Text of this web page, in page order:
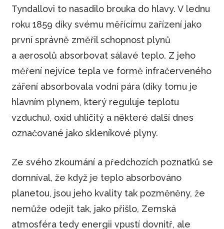
Tyndallovi to nasadilo brouka do hlavy. V lednu
roku 1859 díky svému měřícímu zařízení jako
první správně změřil schopnost plynů
a aerosolů absorbovat sálavé teplo. Z jeho
měření nejvíce tepla ve formě infračerveného
záření absorbovala vodní pára (díky tomu je
hlavním plynem, který reguluje teplotu
vzduchu), oxid uhličitý a některé další dnes
označované jako skleníkové plyny.
Ze svého zkoumání a předchozích poznatků se
domníval, že když je teplo absorbováno
planetou, jsou jeho kvality tak pozměněny, že
nemůže odejít tak, jako přišlo, Zemská
atmosféra tedy energii vpustí dovnitř, ale